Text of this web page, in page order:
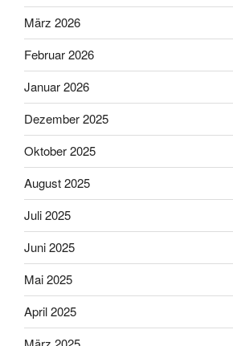
März 2026
Februar 2026
Januar 2026
Dezember 2025
Oktober 2025
August 2025
Juli 2025
Juni 2025
Mai 2025
April 2025